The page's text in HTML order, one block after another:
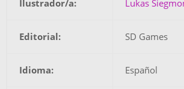
Ilustrador/a: Lukas
Editorial: SD Games
Idioma: Español